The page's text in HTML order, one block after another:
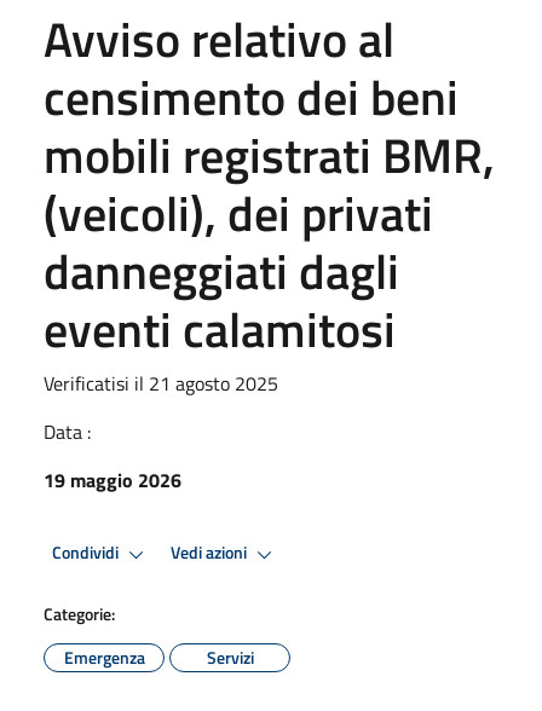
Avviso relativo al
censimento dei beni
mobili registrati BMR,
(veicoli), dei privati
danneggiati dagli
eventi calamitosi
Verificatisi il 21 agosto 2025
Data :
19 maggio 2026
Condividi Vedi azioni
Categorie:
Emergenza
Servizi